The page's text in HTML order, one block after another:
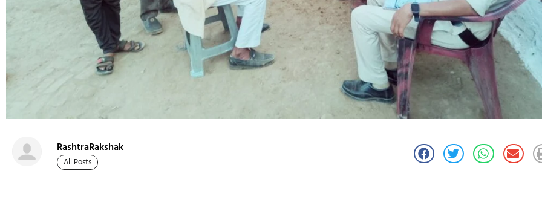
RashtraRakshak
All Posts